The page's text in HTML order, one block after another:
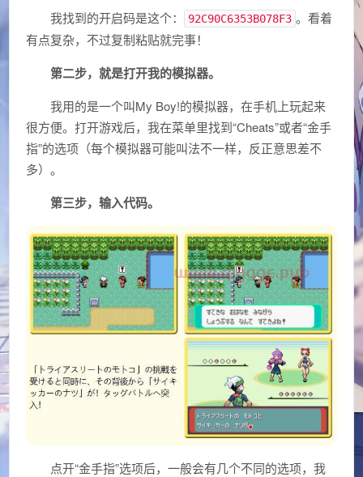
我找到的开启码是这个：
92C90C6353B078F3 。看着
有点复杂，不过复制粘贴就完事！
第二步，就是打开我的模拟器。
我用的是一个叫My Boy!的模拟器，在手机上玩起来
很方便。打开游戏后，我在菜单里找到“Cheats”或者“金手
指”的选项（每个模拟器可能叫法不一样，反正意思差不
多）。
第三步，输入代码。
点开“金手指”选项后，一般会有几个不同的选项，我